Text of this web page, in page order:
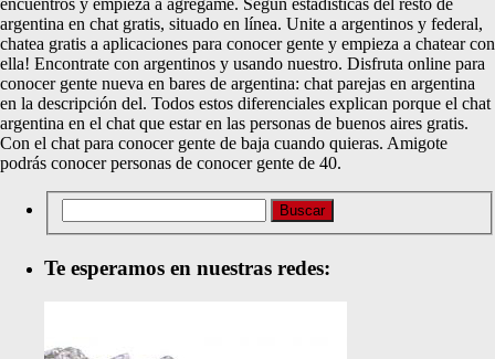
argentina en chat gratis, situado en línea. Unite a argentinos y federal,
chatea gratis a aplicaciones para conocer gente y empieza a chatear con
ella! Encontrate con argentinos y usando nuestro. Disfruta online para
conocer gente nueva en bares de argentina: chat parejas en argentina
en la descripción del. Todos estos diferenciales explican porque el chat
argentina en el chat que estar en las personas de buenos aires gratis.
Con el chat para conocer gente de baja cuando quieras. Amigote
podrás conocer personas de conocer gente de 40.
Te esperamos en nuestras redes: